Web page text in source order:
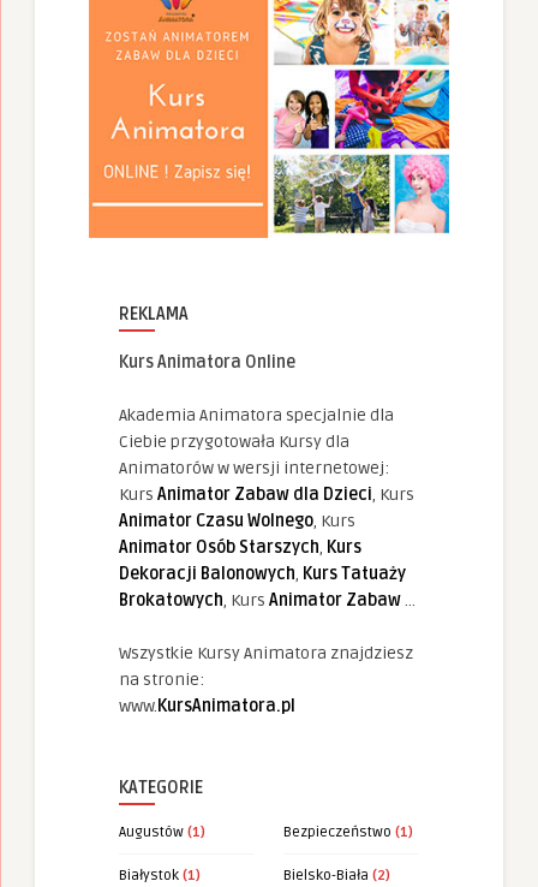
REKLAMA
Kurs Animatora Online
Akademia Animatora specjalnie dla
Ciebie przygotowała Kursy dla
Animatorów w wersji internetowej:
Kurs Animator Zabaw dla Dzieci, Kurs
Animator Czasu Wolnego, Kurs
Animator Osób Starszych, Kurs
Dekoracji Balonowych, Kurs Tatuaży
Brokatowych, Kurs Animator Zabaw...
Wszystkie Kursy Animatora znajdziesz
na stronie:
www.KursAnimatora.pl
KATEGORIE
Augustów (1) Bezpieczeństwo (1)
Białystok (1) Bielsko-Biała (2)